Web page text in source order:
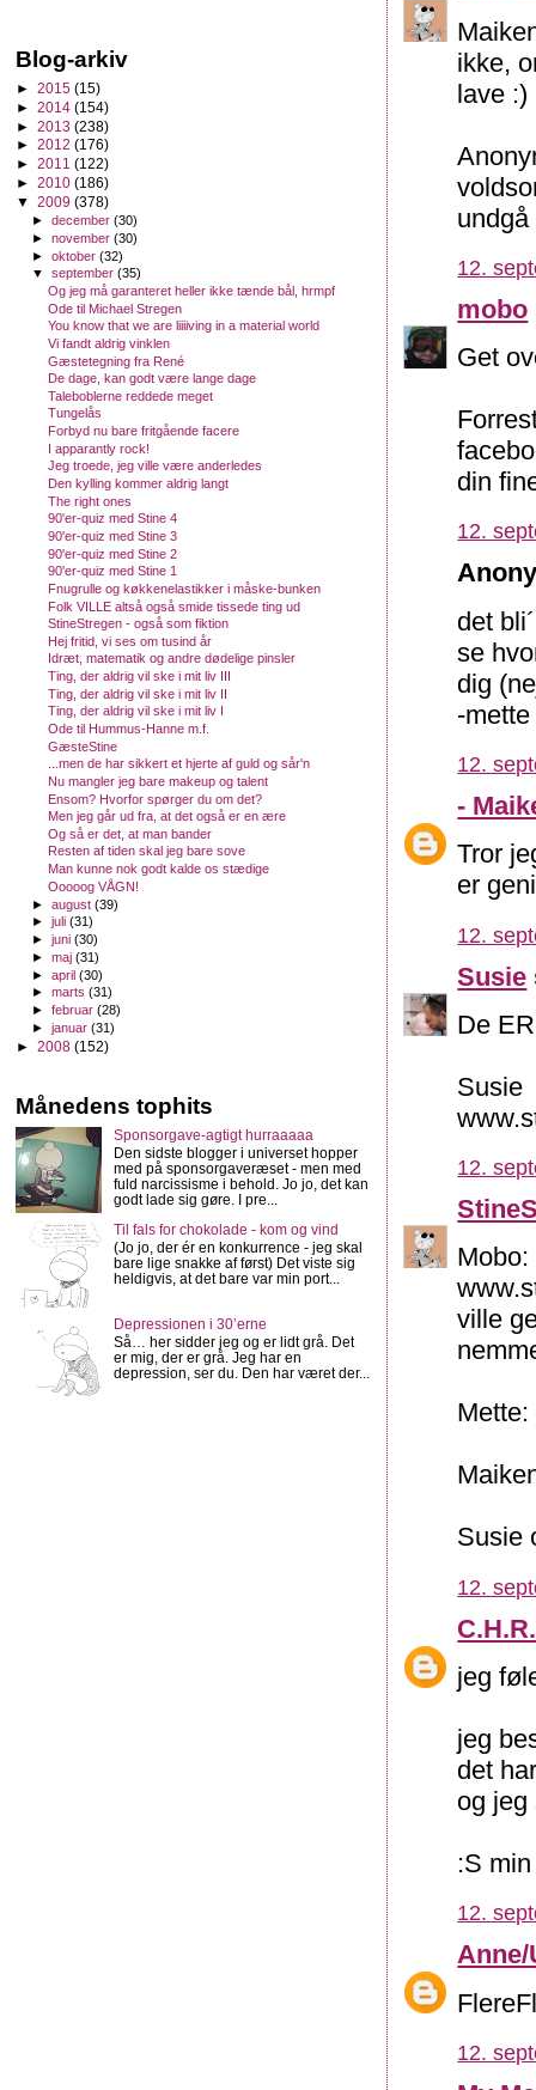
ikke,
lave :)
12.
mobo
Get
din
12.
det
se
dig
-mette
12.
-
Tror
er
12.
Susie
De
Susie
12.
ville
Susie
12.
jeg
jeg
det
og jeg
:S
12.
12.
Blog-arkiv
► 2015 (15)
► 2014 (154)
► 2013 (238)
► 2012 (176)
► 2011 (122)
► 2010 (186)
▼ 2009 (378)
►december(30)
►november(30)
►oktober(32)
▼september(35)
Og jeg må garanteret heller ikke tænde bål, hrmpf
Ode til Michael Stregen
You know that we are liiiiving in a material world
Vi fandt aldrig vinklen
Gæstetegning fra René
De dage, kan godt være lange dage
Taleboblerne reddede meget
Tungelås
Forbyd nu bare fritgående facere
I apparantly rock!
Jeg troede, jeg ville være anderledes
Den kylling kommer aldrig langt
The right ones
90'er-quiz med Stine 4
90'er-quiz med Stine 3
90'er-quiz med Stine 2
90'er-quiz med Stine 1
Fnugrulle og køkkenelastikker i måske-bunken
Folk VILLE altså også smide tissede ting ud
StineStregen - også som fiktion
Hej fritid, vi ses om tusind år
Idræt, matematik og andre dødelige pinsler
Ting, der aldrig vil ske i mit liv III
Ting, der aldrig vil ske i mit liv II
Ting, der aldrig vil ske i mit liv I
Ode til Hummus-Hanne m.f.
GæsteStine
...men de har sikkert et hjerte af guld og sår'n
Nu mangler jeg bare makeup og talent
Ensom? Hvorfor spørger du om det?
Men jeg går ud fra, at det også er en ære
Og så er det, at man bander
Resten af tiden skal jeg bare sove
Man kunne nok godt kalde os stædige
Ooooog VÅGN!
►august(39)
►juli(31)
►juni(30)
►maj(31)
►april(30)
►marts(31)
►februar(28)
►januar(31)
► 2008 (152)
Månedens tophits
Sponsorgave-agtigt hurraaaaa
Den sidste blogger i universet hopper
med på sponsorgaveræset - men med
fuld narcissisme i behold. Jo jo, det kan
godt lade sig gøre. I pre...
Til fals for chokolade - kom og vind
(Jo jo, der ér en konkurrence - jeg skal
bare lige snakke af først) Det viste sig
heldigvis, at det bare var min port...
Depressionen i 30’erne
Så… her sidder jeg og er lidt grå. Det
er mig, der er grå. Jeg har en
depression, ser du. Den har været der...